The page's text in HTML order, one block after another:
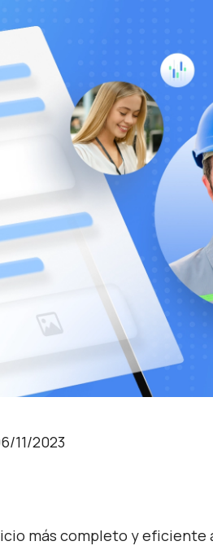
11/2023
más completo y eficiente